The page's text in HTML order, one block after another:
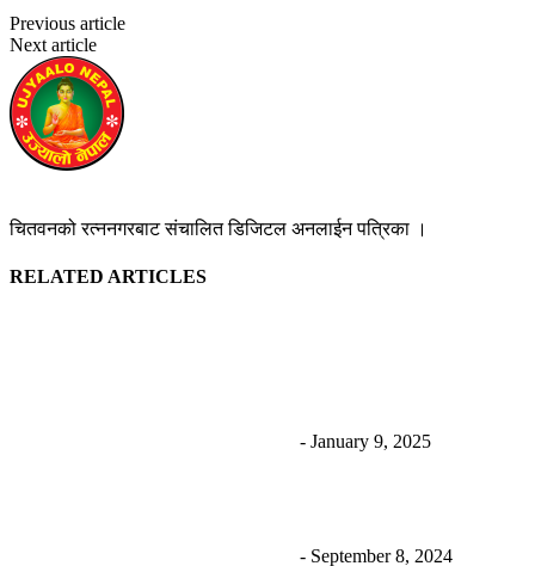
Previous article
Next article
चितवनको रत्ननगरबाट संचालित डिजिटल अनलाईन पत्रिका ।
RELATED ARTICLES
- January 9, 2025
- September 8, 2024